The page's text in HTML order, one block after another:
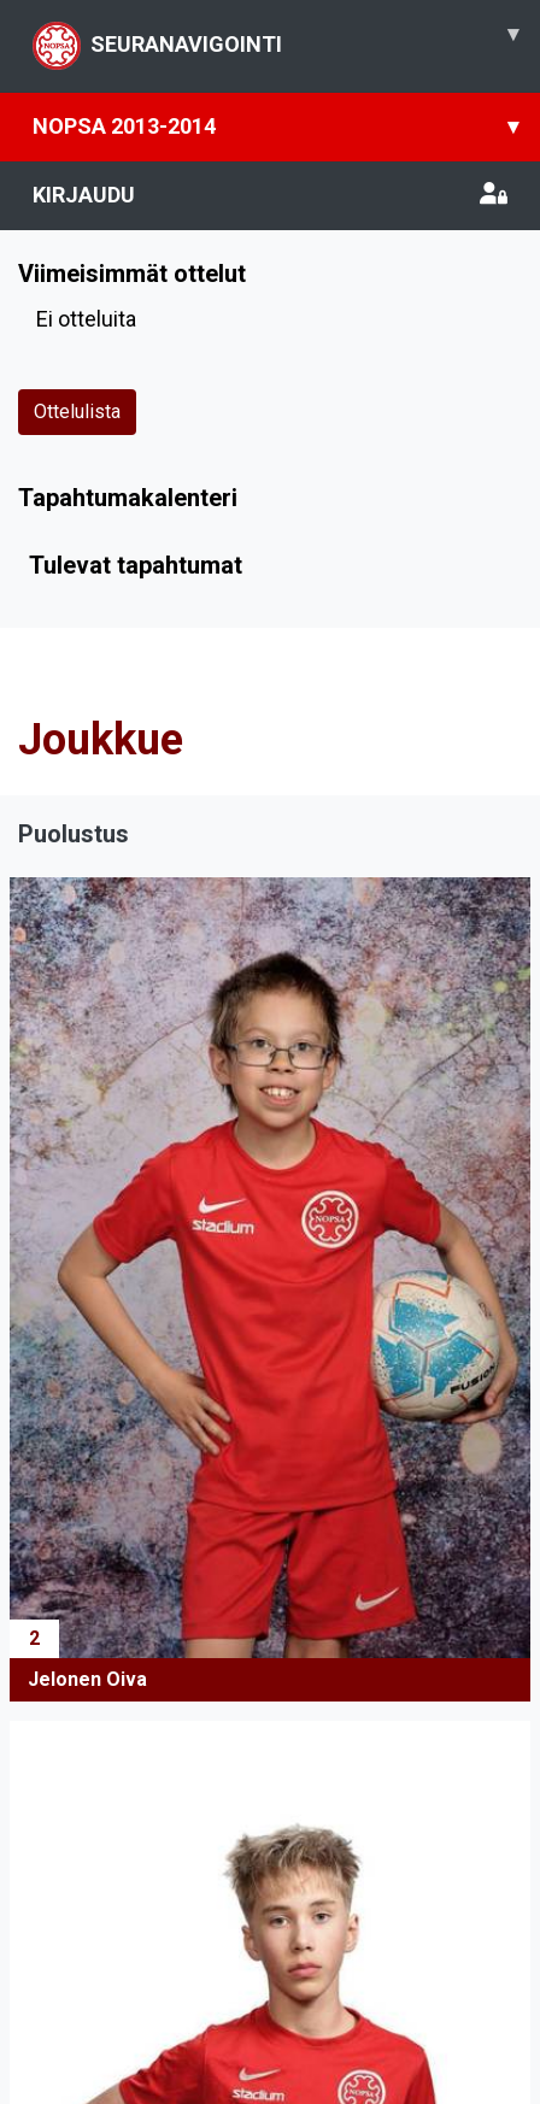
SEURANAVIGOINTI ▾
NOPSA 2013-2014 ▾
KIRJAUDU
Viimeisimmät ottelut
Ei otteluita
Ottelulista
Tapahtumakalenteri
Tulevat tapahtumat
Joukkue
Puolustus
2
Jelonen Oiva